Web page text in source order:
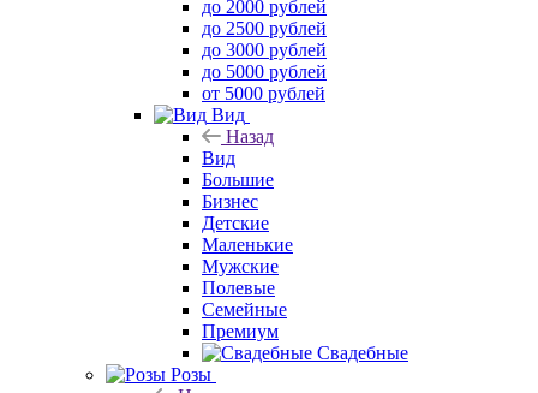
до 2000 рублей
до 2500 рублей
до 3000 рублей
до 5000 рублей
от 5000 рублей
Вид
Назад
Вид
Большие
Бизнес
Детские
Маленькие
Мужские
Полевые
Семейные
Премиум
Свадебные
Розы